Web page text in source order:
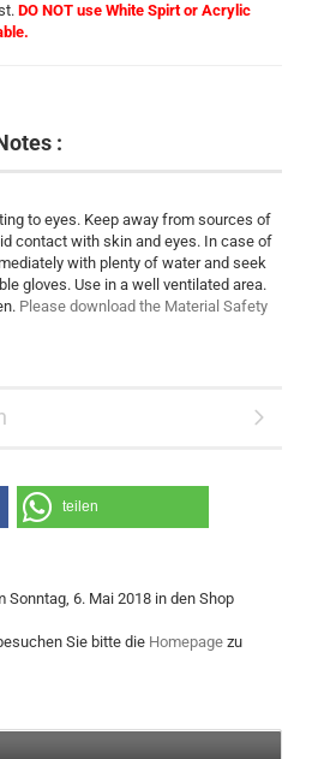
DO NOT use White Spirt or Acrylic
:
to eyes. Keep away from sources of
contact with skin and eyes. In case of
with plenty of water and seek
gloves. Use in a well ventilated area.
Please download the Material Safety
teilen
Sonntag, 6. Mai 2018 in den Shop
Sie bitte die Homepage zu